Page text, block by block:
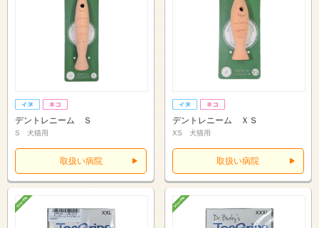
デントレニーム Ｓ
S 犬猫用
取扱い病院
デントレニーム ＸＳ
XS 犬猫用
取扱い病院